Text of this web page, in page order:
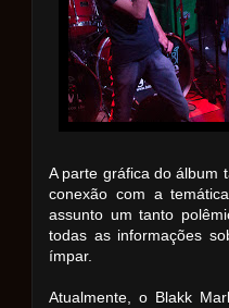
A parte gráfica do álbum
conexão com a
assunto um tanto
todas as informações
ímpar.
Atualmente, o Blakk